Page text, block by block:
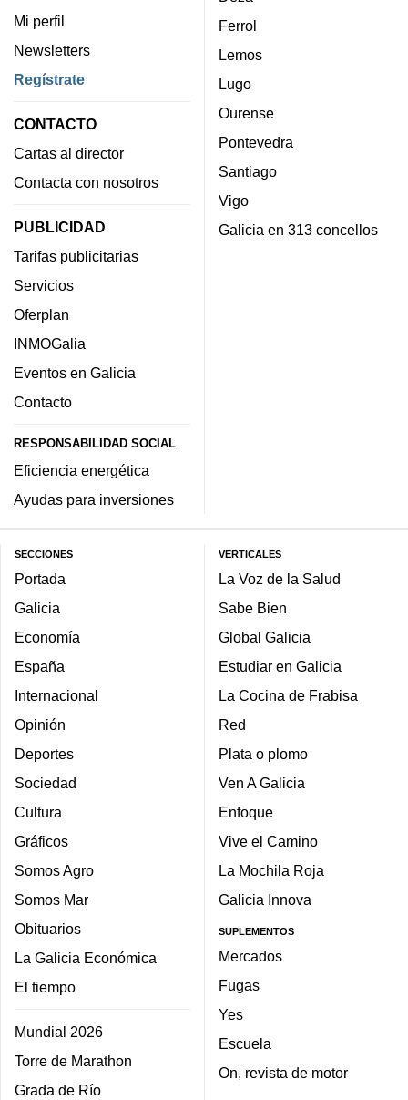
Mi perfil
Newsletters
Regístrate
CONTACTO
Cartas al director
Contacta con nosotros
PUBLICIDAD
Tarifas publicitarias
Servicios
Oferplan
INMOGalia
Eventos en Galicia
Contacto
RESPONSABILIDAD SOCIAL
Eficiencia energética
Ayudas para inversiones
Ferrol
Lemos
Lugo
Ourense
Pontevedra
Santiago
Vigo
Galicia en 313 concellos
SECCIONES
Portada
Galicia
Economía
España
Internacional
Opinión
Deportes
Sociedad
Cultura
Gráficos
Somos Agro
Somos Mar
Obituarios
La Galicia Económica
El tiempo
Mundial 2026
Torre de Marathon
Grada de Río
VERTICALES
La Voz de la Salud
Sabe Bien
Global Galicia
Estudiar en Galicia
La Cocina de Frabisa
Red
Plata o plomo
Ven A Galicia
Enfoque
Vive el Camino
La Mochila Roja
Galicia Innova
SUPLEMENTOS
Mercados
Fugas
Yes
Escuela
On, revista de motor